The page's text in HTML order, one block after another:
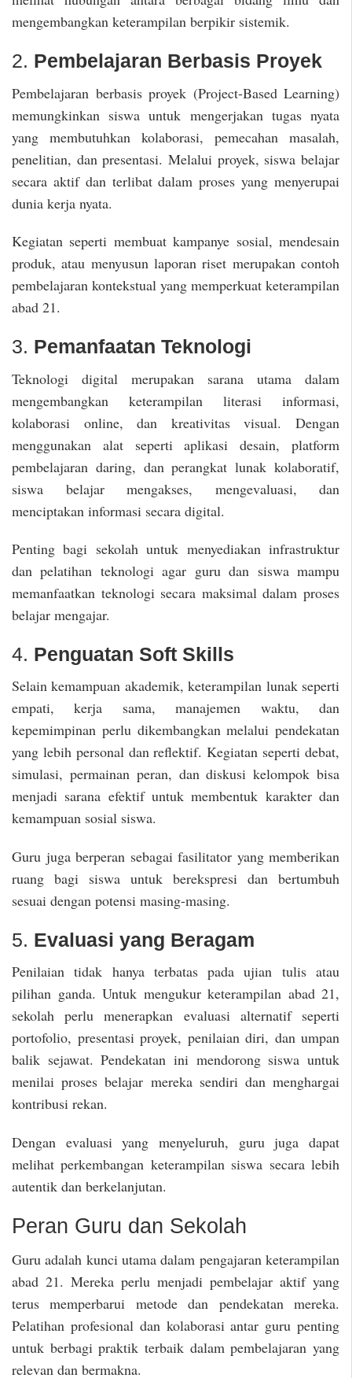
mengembangkan keterampilan berpikir sistemik.
2. Pembelajaran Berbasis Proyek
Pembelajaran berbasis proyek (Project-Based Learning)
memungkinkan siswa untuk mengerjakan tugas nyata
yang membutuhkan kolaborasi, pemecahan masalah,
penelitian, dan presentasi. Melalui proyek, siswa belajar
secara aktif dan terlibat dalam proses yang menyerupai
dunia kerja nyata.
Kegiatan seperti membuat kampanye sosial, mendesain
produk, atau menyusun laporan riset merupakan contoh
pembelajaran kontekstual yang memperkuat keterampilan
abad 21.
3. Pemanfaatan Teknologi
Teknologi digital merupakan sarana utama dalam
mengembangkan keterampilan literasi informasi,
kolaborasi online, dan kreativitas visual. Dengan
menggunakan alat seperti aplikasi desain, platform
pembelajaran daring, dan perangkat lunak kolaboratif,
siswa belajar mengakses, mengevaluasi, dan
menciptakan informasi secara digital.
Penting bagi sekolah untuk menyediakan infrastruktur
dan pelatihan teknologi agar guru dan siswa mampu
memanfaatkan teknologi secara maksimal dalam proses
belajar mengajar.
4. Penguatan Soft Skills
Selain kemampuan akademik, keterampilan lunak seperti
empati, kerja sama, manajemen waktu, dan
kepemimpinan perlu dikembangkan melalui pendekatan
yang lebih personal dan reflektif. Kegiatan seperti debat,
simulasi, permainan peran, dan diskusi kelompok bisa
menjadi sarana efektif untuk membentuk karakter dan
kemampuan sosial siswa.
Guru juga berperan sebagai fasilitator yang memberikan
ruang bagi siswa untuk berekspresi dan bertumbuh
sesuai dengan potensi masing-masing.
5. Evaluasi yang Beragam
Penilaian tidak hanya terbatas pada ujian tulis atau
pilihan ganda. Untuk mengukur keterampilan abad 21,
sekolah perlu menerapkan evaluasi alternatif seperti
portofolio, presentasi proyek, penilaian diri, dan umpan
balik sejawat. Pendekatan ini mendorong siswa untuk
menilai proses belajar mereka sendiri dan menghargai
kontribusi rekan.
Dengan evaluasi yang menyeluruh, guru juga dapat
melihat perkembangan keterampilan siswa secara lebih
autentik dan berkelanjutan.
Peran Guru dan Sekolah
Guru adalah kunci utama dalam pengajaran keterampilan
abad 21. Mereka perlu menjadi pembelajar aktif yang
terus memperbarui metode dan pendekatan mereka.
Pelatihan profesional dan kolaborasi antar guru penting
untuk berbagi praktik terbaik dalam pembelajaran yang
relevan dan bermakna.